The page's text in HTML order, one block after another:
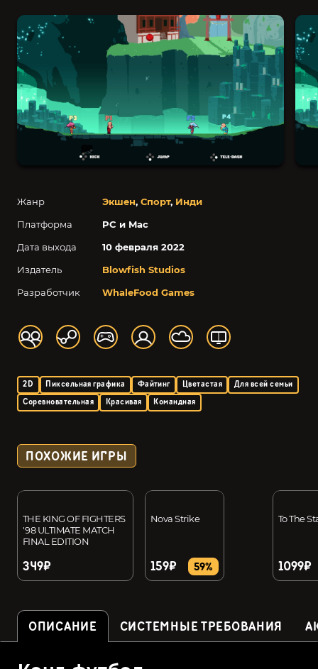
Жанр Экшен, Спорт, Инди
Платформа
PC и Mac
Дата выхода
10 февраля 2022
Издатель
Blowfish Studios
Разработчик
WhaleFood Games
2D Пиксельная графика Файтинг Цветастая
Для всей семьи
Соревновательная
Красивая Командная
ПОХОЖИЕ ИГРЫ
THE KING OF FIGHTERS
'98 ULTIMATE MATCH
FINAL EDITION
349₽
Nova Strike
159₽ 59%
To The
1099₽
ОПИСАНИЕ СИСТЕМНЫЕ ТРЕБОВАНИЯ